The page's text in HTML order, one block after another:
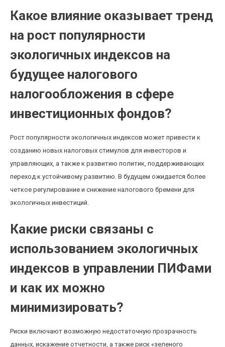
Какое влияние оказывает тренд
на рост популярности
экологичных индексов на
будущее налогового
налогообложения в сфере
инвестиционных фондов?
Рост популярности экологичных индексов может привести к
созданию новых налоговых стимулов для инвесторов и
управляющих, а также к развитию политик, поддерживающих
переход к устойчивому развитию. В будущем ожидается более
четкое регулирование и снижение налогового бремени для
экологичных инвестиций.
Какие риски связаны с
использованием экологичных
индексов в управлении ПИФами
и как их можно
минимизировать?
Риски включают возможную недостаточную прозрачность
данных, искажение отчетности, а также риск «зеленого